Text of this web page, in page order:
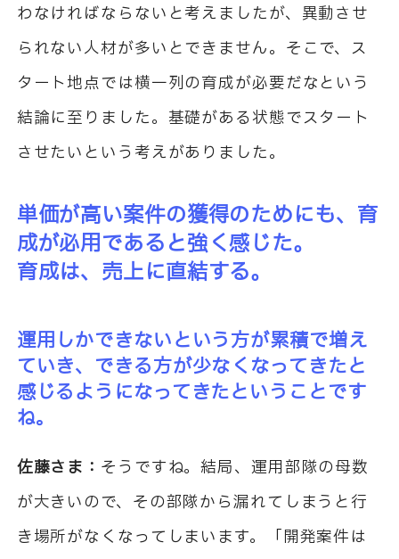
わなければならないと考えましたが、異動させ
られない人材が多いとできません。そこで、ス
タート地点では横一列の育成が必要だなという
結論に至りました。基礎がある状態でスタート
させたいという考えがありました。
単価が高い案件の獲得のためにも、育
成が必用であると強く感じた。
育成は、売上に直結する。
運用しかできないという方が累積で増え
ていき、できる方が少なくなってきたと
感じるようになってきたということです
ね。
佐藤さま： そうですね。結局、運用部隊の母数
が大きいので、その部隊から漏れてしまうと行
き場所がなくなってしまいます。「開発案件は